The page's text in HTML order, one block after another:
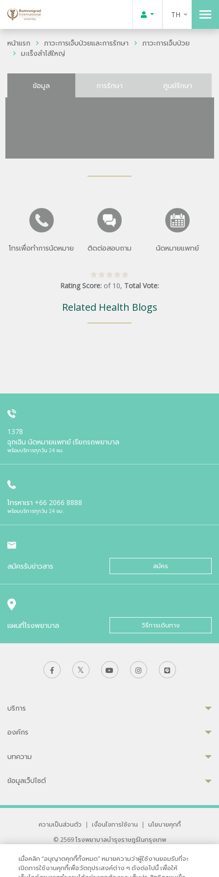
TH
หน้าแรก ภาวะการเจ็บป่วยและการรักษา
ภาวะการเจ็บป่วย
มะเร็งลำไส้ใหญ่
ข้อมูล การรักษา ศูนย์รักษา
โทรเพื่อทำการนัดหมาย ติดต่อสอบถาม นัดหมายแพทย์
Rating Score: of 10, Total Vote:
Related Health Blogs
1378
ฉุกเฉิน นัดหมายแพทย์ เรียกรถพยาบาล
พร้อมบริการทุกวัน 24 ชม.
โทรหาเรา +66 2066 8888
พร้อมบริการทุกวัน 24 ชม.
สมัครรับข่าวสาร สมัคร
แผนที่โรงพยาบาล วิธีการเดินทาง
บริการ
องค์กร
บทความ
ข้อมูลเว็ปไซต์
ความเป็นส่วนตัว | เงื่อนไขการใช้งาน |
นโยบายคุกกี้
© 2569 โรงพยาบาลบำรุงราษฎร์ในกรุงเทพ
33 สุขุมวิท ซอย 3 เขตวัฒนา กรุงเทพ 10110 ประเทศไทย
หากท่านมีข้อคิดเห็นหรือปัญหาในการใช้เว็บไซต์ของเรา
เมื่อคลิก “อนุญาตคุกกี้ทั้งหมด” หมายความว่าผู้ใช้งานยอมรับที่จะ
เปิดการใช้งานคุกกี้เพื่อวัตถุประสงค์ต่าง ๆ ดังต่อไปนี้ เพื่อให้